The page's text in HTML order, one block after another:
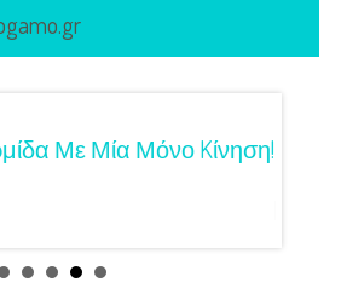
Με Μία Μόνο Kίνηση!